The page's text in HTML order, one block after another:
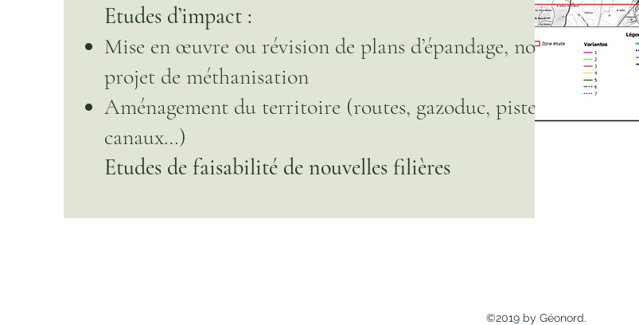
Etudes d’impact :
Mise en œuvre ou révision de plans d’épandage, notamment en
projet de méthanisation
Aménagement du territoire (routes, gazoduc, pistes cyclables,
canaux…)
Etudes de faisabilité de nouvelles filières
©2019 by Géonord.